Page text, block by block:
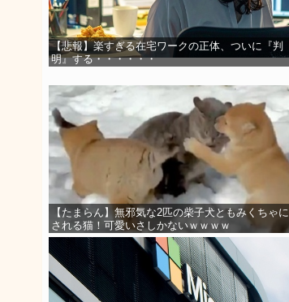
【悲報】楽すぎる在宅ワークの正体、ついに『判
明』する・・・・・・
【たまらん】無邪気な2匹の柴子犬ともみくちゃに
される猫！可愛いさしかないｗｗｗｗ